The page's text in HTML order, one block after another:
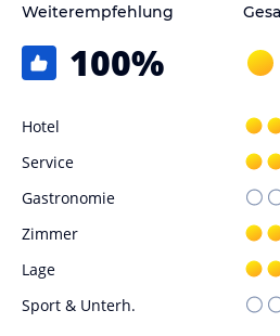
Weiterempfehlung
100%
Hotel
Service
Gastronomie
Zimmer
Lage
Sport & Unterh.